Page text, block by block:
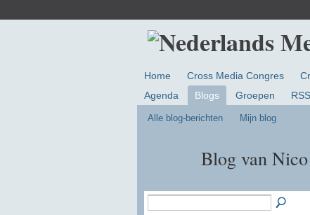
Home Cross Media Congres
Agenda
Blogs Groepen RSS
Alle blog-berichten Mijn blog
Blog van